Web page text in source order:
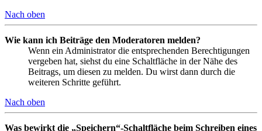
Nach oben
Wie kann ich Beiträge den Moderatoren melden?
Wenn ein Administrator die entsprechenden Berechtigungen
vergeben hat, siehst du eine Schaltfläche in der Nähe des
Beitrags, um diesen zu melden. Du wirst dann durch die
weiteren Schritte geführt.
Nach oben
Was bewirkt die „Speichern“-Schaltfläche beim Schreiben eines